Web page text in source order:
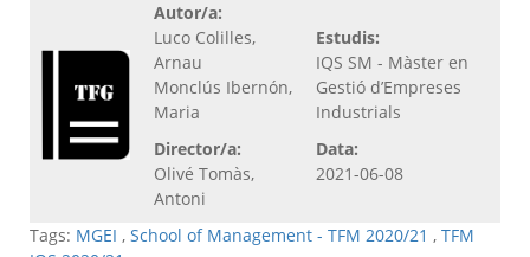
Autor/a:
Luco Colilles,
Arnau
Monclús Ibernón,
Maria
Director/a:
Olivé Tomàs,
Antoni
Estudis:
IQS SM - Màster en
Gestió d’Empreses
Industrials
Data:
2021-06-08
Tags: MGEI , School of Management - TFM 2020/21 , TFM